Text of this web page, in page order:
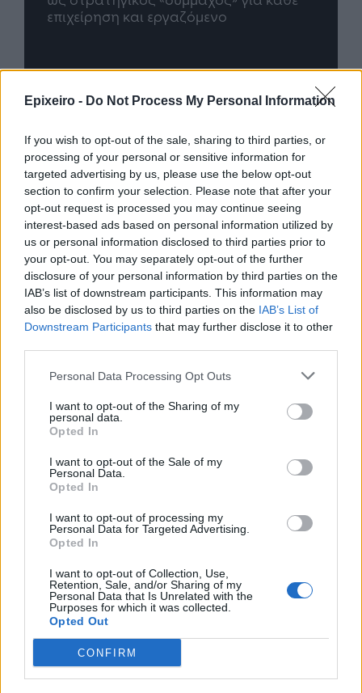
Epixeiro - Do Not Process My Personal Information
If you wish to opt-out of the sale, sharing to third parties, or
processing of your personal or sensitive information for
targeted advertising by us, please use the below opt-out
section to confirm your selection. Please note that after your
opt-out request is processed you may continue seeing
interest-based ads based on personal information utilized by
us or personal information disclosed to third parties prior to
your opt-out. You may separately opt-out of the further
disclosure of your personal information by third parties on the
IAB’s list of downstream participants. This information may
also be disclosed by us to third parties on the IAB’s List of
Downstream Participants that may further disclose it to other
Personal Data Processing Opt Outs
I want to opt-out of the Sharing of my
personal data.
Opted In
I want to opt-out of the Sale of my
Personal Data.
Opted In
I want to opt-out of processing my
Personal Data for Targeted Advertising.
Opted In
I want to opt-out of Collection, Use,
Retention, Sale, and/or Sharing of my
Personal Data that Is Unrelated with the
Purposes for which it was collected.
Opted Out
CONFIRM
Περισσότερα από το
Trade Estates: Στην κατοχή της το
50% του Sofia South Ring Mall με
τίμημα 49,35 εκατ. ευρώ
07/08/26 16:53
Ατρόμητος και Novibet
ανανεώνουν τη συνεργασία τους
μέχρι το 2028
07/08/26 15:48
07/08/26|15:29
CSG: Διψήφια αύξηση εσόδων
συμβάσεων το πρώτο εξάμηνο
του 2026
07/08/26 |12:09
Apollo Global Management:
Εξαγοράζει την EasyJet έναντι 7,7
δισ. δολαρίων - Η δήλωση του Sir